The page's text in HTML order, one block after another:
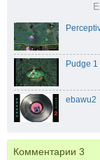
Pudge 1
ebawu2
Комментарии 3